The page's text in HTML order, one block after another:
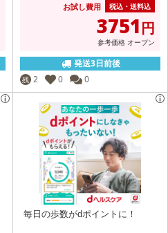
お試し費用 税込・送料込
3751円
参考価格 オープン
発送3日前後
残 2 0 0
毎日の歩数がdポイントに！